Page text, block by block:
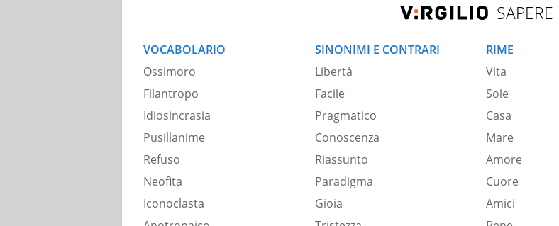
SAPERE
VOCABOLARIO
Ossimoro
Filantropo
Idiosincrasia
Pusillanime
Refuso
Neofita
Iconoclasta
SINONIMI E CONTRARI
Libertà
Facile
Pragmatico
Conoscenza
Riassunto
Paradigma
Gioia
RIME
Vita
Sole
Casa
Mare
Amore
Cuore
Amici